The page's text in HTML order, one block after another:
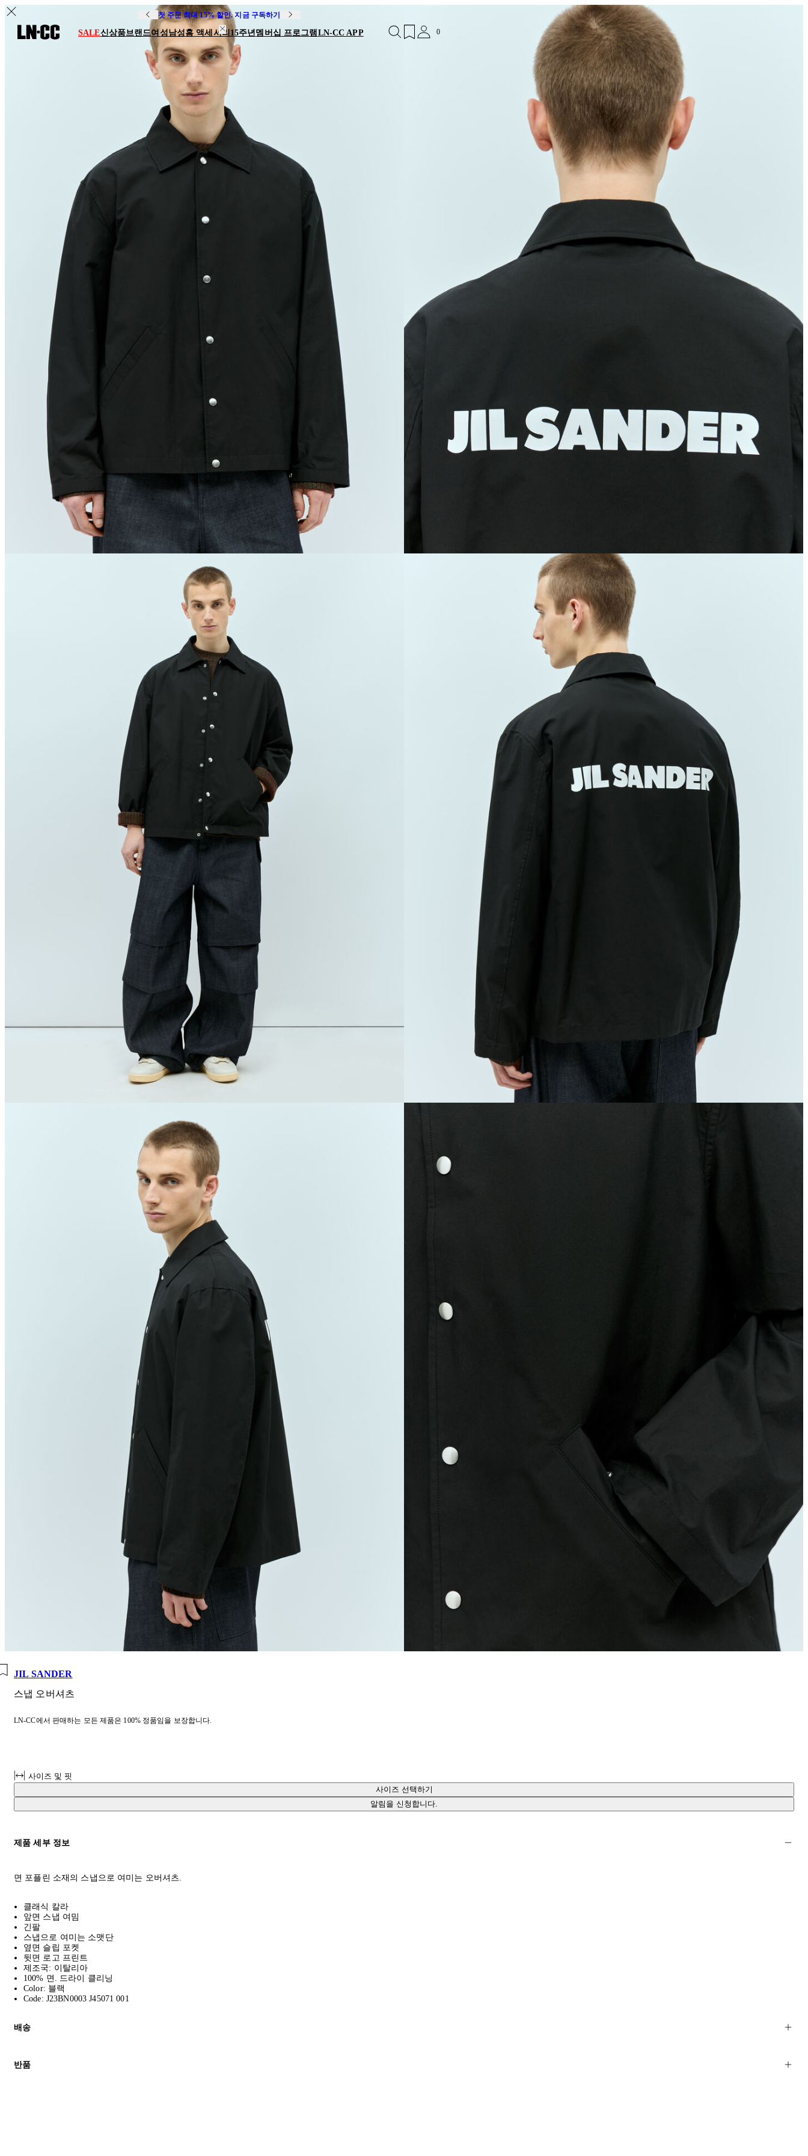
첫 주문 최대 15% 할인. 지금 구독하기
SALE신상품브랜드여성남성홈 액세서리 15주년멤버십 프로그램 LN-CC APP 0
JIL SANDER
스냅 오버셔츠
LN-CC에서 판매하는 모든 제품은 100% 정품임을 보장합니다.
사이즈 및 핏
사이즈 선택하기
알림을 신청합니다.
제품 세부 정보
면 포플린 소재의 스냅으로 여미는 오버셔츠.
클래식 칼라
앞면 스냅 여밈
긴팔
스냅으로 여미는 소맷단
옆면 슬립 포켓
뒷면 로고 프린트
제조국: 이탈리아
100% 면. 드라이 클리닝
Color: 블랙
Code: J23BN0003 J45071 001
배송
고객님의 위치에 따라 일반 배송과 익스프레스 배송을 제공합니다.
반품